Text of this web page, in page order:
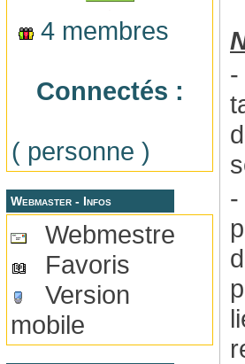
4 membres
Connectés :
( personne )
Webmaster - Infos
Webmestre
Favoris
Version
mobile
-
-